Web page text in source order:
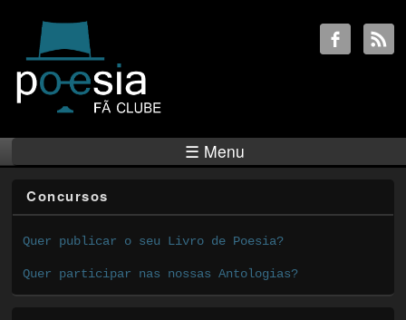
☰ Menu
Concursos
Quer publicar o seu Livro de Poesia?
Quer participar nas nossas Antologias?